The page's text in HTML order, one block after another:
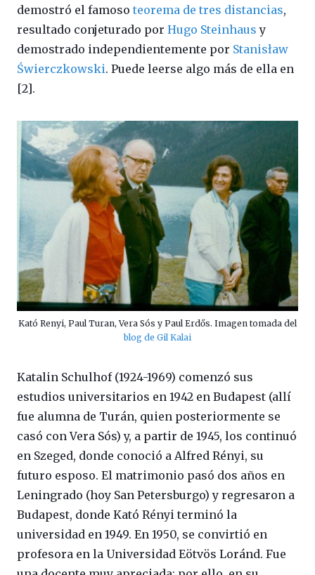
demostró el famoso teorema de tres distancias,
resultado conjeturado por Hugo Steinhaus y
demostrado independientemente por Stanisław
Świerczkowski. Puede leerse algo más de ella en
[2].
Kató Renyi, Paul Turan, Vera Sós y Paul Erdős. Imagen tomada del
blog de Gil Kalai
Katalin Schulhof (1924-1969) comenzó sus
estudios universitarios en 1942 en Budapest (allí
fue alumna de Turán, quien posteriormente se
casó con Vera Sós) y, a partir de 1945, los continuó
en Szeged, donde conoció a Alfred Rényi, su
futuro esposo. El matrimonio pasó dos años en
Leningrado (hoy San Petersburgo) y regresaron a
Budapest, donde Kató Rényi terminó la
universidad en 1949. En 1950, se convirtió en
profesora en la Universidad Eötvös Loránd. Fue